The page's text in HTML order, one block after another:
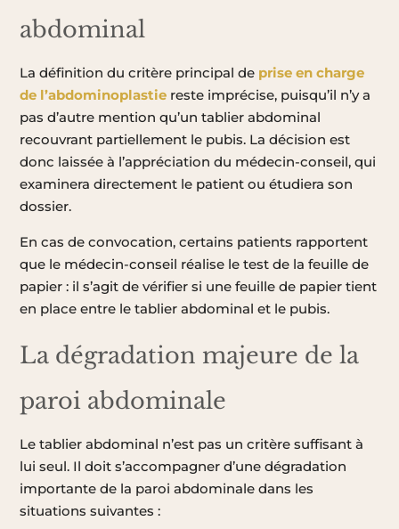
abdominal
La définition du critère principal de prise en charge
de l’abdominoplastie reste imprécise, puisqu’il n’y a
pas d’autre mention qu’un tablier abdominal
recouvrant partiellement le pubis. La décision est
donc laissée à l’appréciation du médecin-conseil, qui
examinera directement le patient ou étudiera son
dossier.
En cas de convocation, certains patients rapportent
que le médecin-conseil réalise le test de la feuille de
papier : il s’agit de vérifier si une feuille de papier tient
en place entre le tablier abdominal et le pubis.
La dégradation majeure de la
paroi abdominale
Le tablier abdominal n’est pas un critère suffisant à
lui seul. Il doit s’accompagner d’une dégradation
importante de la paroi abdominale dans les
situations suivantes :